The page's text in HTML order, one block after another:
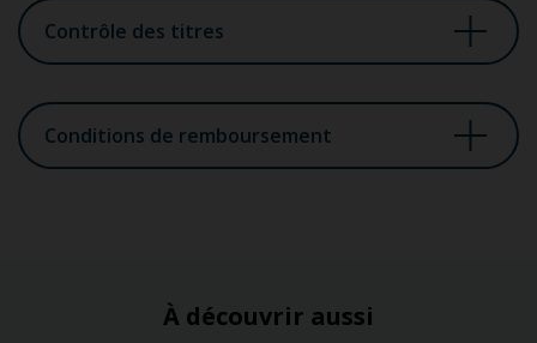
Contrôle des titres
Conditions de remboursement
À découvrir aussi